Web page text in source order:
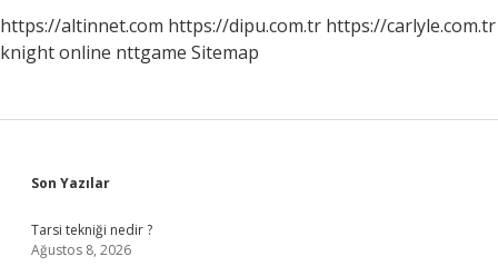
https://altinnet.com https://dipu.com.tr https://carlyle.com.tr
knight online nttgame Sitemap
Sidebar
Son Yazılar
Tarsi tekniği nedir ?
Ağustos 8, 2026